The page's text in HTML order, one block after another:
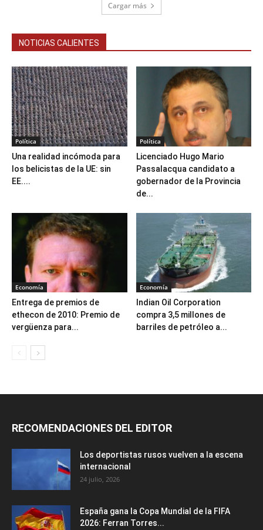
Cargar más
NOTICIAS CALIENTES
Política
Una realidad incómoda para
los belicistas de la UE: sin
EE....
Política
Licenciado Hugo Mario
Passalacqua candidato a
gobernador de la Provincia
de...
Economía
Entrega de premios de
ethecon de 2010: Premio de
vergüenza para...
Economía
Indian Oil Corporation
compra 3,5 millones de
barriles de petróleo a...
RECOMENDACIONES DEL EDITOR
Los deportistas rusos vuelven a la escena
internacional
24 julio, 2026
España gana la Copa Mundial de la FIFA
2026: Ferran Torres...